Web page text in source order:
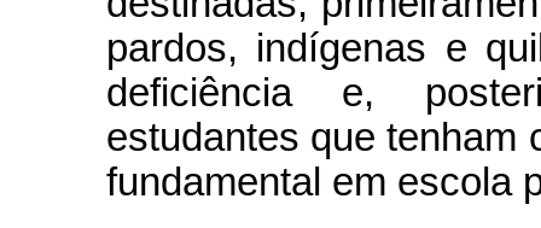
pardos, indígenas e
deficiência e,
estudantes que tenham
fundamental em escola